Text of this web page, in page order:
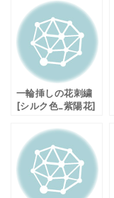
一輪挿しの花刺繍
[シルク色_紫陽花]
け仕上げ